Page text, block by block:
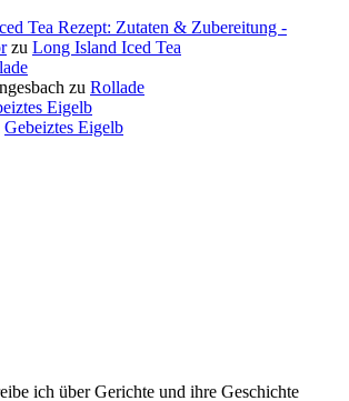
Tea Rezept: Zutaten & Zubereitung -
zu Long Island Iced Tea
zu Rollade
Eigelb
Gebeiztes Eigelb
ich über Gerichte und ihre Geschichte